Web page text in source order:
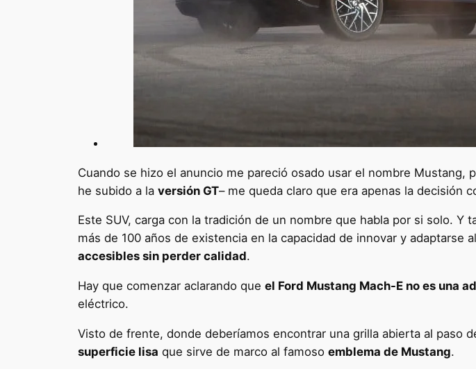
Cuando se hizo el anuncio me pareció osado usar el nombre
he subido a la versión GT– me queda claro que era apenas la decisión
Este SUV, carga con la tradición de un nombre que habla por si solo.
más de 100 años de existencia en la capacidad de innovar y adaptarse
accesibles sin perder calidad.
Hay que comenzar aclarando que el Ford Mustang Mach-E no es una
eléctrico.
Visto de frente, donde deberíamos encontrar una grilla abierta al paso
superficie lisa que sirve de marco al famoso emblema de Mustang.